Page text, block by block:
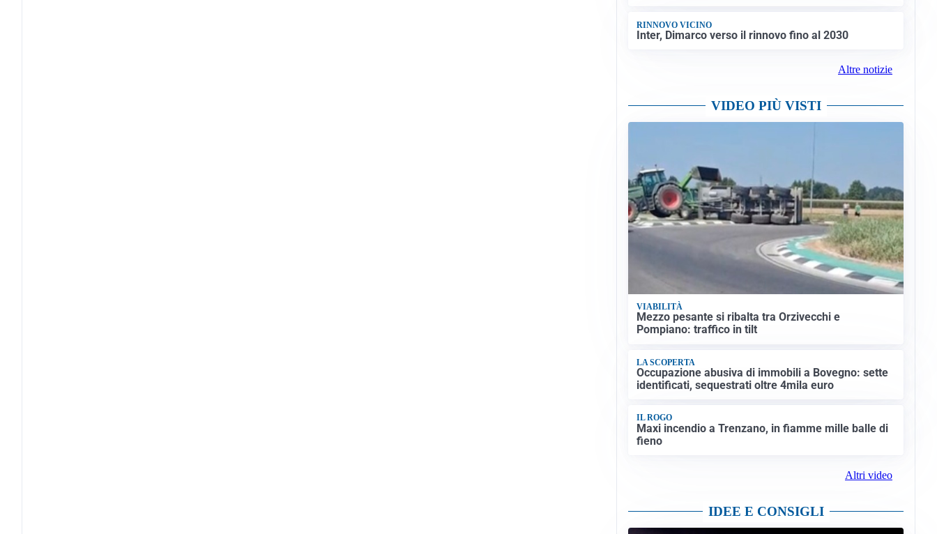
RINNOVO VICINO
Inter, Dimarco verso il rinnovo fino al 2030
Altre notizie
VIDEO PIÙ VISTI
VIABILITÀ
Mezzo pesante si ribalta tra Orzivecchi e
Pompiano: traffico in tilt
LA SCOPERTA
Occupazione abusiva di immobili a Bovegno: sette
identificati, sequestrati oltre 4mila euro
IL ROGO
Maxi incendio a Trenzano, in fiamme mille balle di
fieno
Altri video
IDEE E CONSIGLI